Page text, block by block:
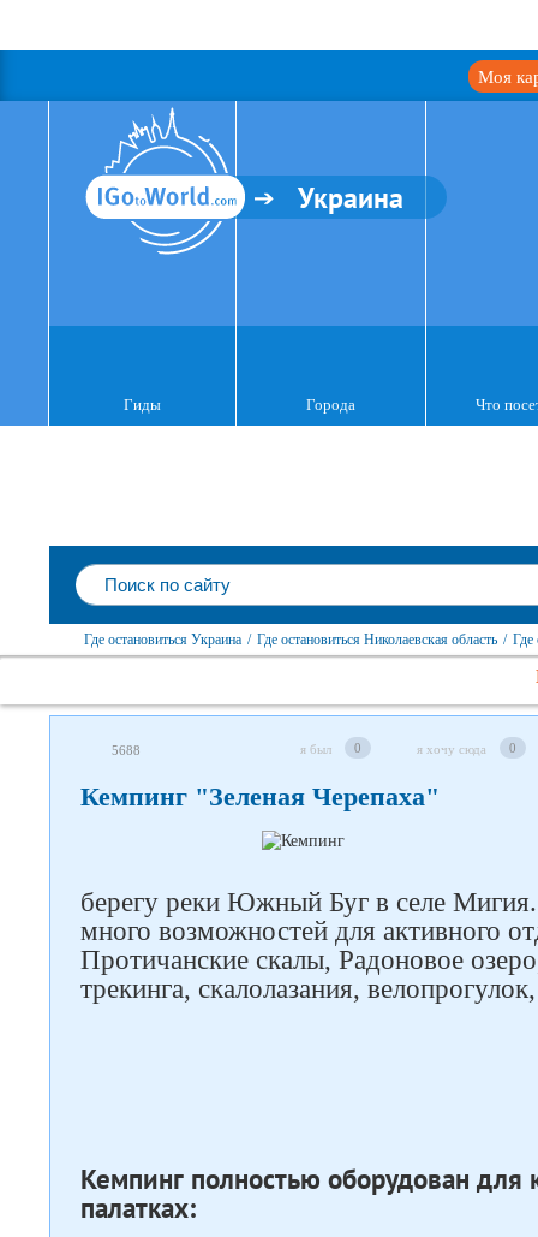
Моя
Украина
Гиды Города Что
Где остановиться Украина / Где остановиться Николаевская область / Где
5688 я был 0 я хочу сюда 0
Кемпинг "Зеленая Черепаха"
берегу реки Южный Буг в селе
много возможностей для активного
Протичанские скалы, Радоновое
трекинга, скалолазания,
Кемпинг полностью оборудован для
палатках: